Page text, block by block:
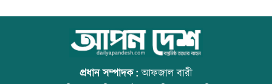
স্বর্ণ খাতকে আনুষ্ঠানিক কাঠামোয় আনছে
সরকার, মতামত চাইল মন্ত্রণালয়
আজ বিশ্ব বন্ধু দিবস
প্রধান সম্পাদক:আফজাল বারী